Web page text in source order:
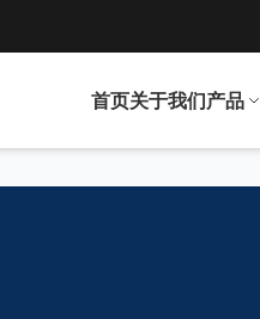
首页关于我们产品